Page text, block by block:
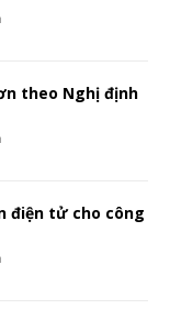
theo Nghị định
điện tử cho công